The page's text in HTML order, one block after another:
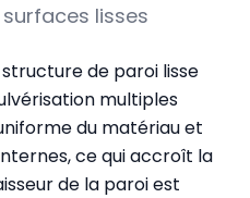
lisses
de paroi lisse
multiples
du matériau et
ce qui accroît la
de la paroi est